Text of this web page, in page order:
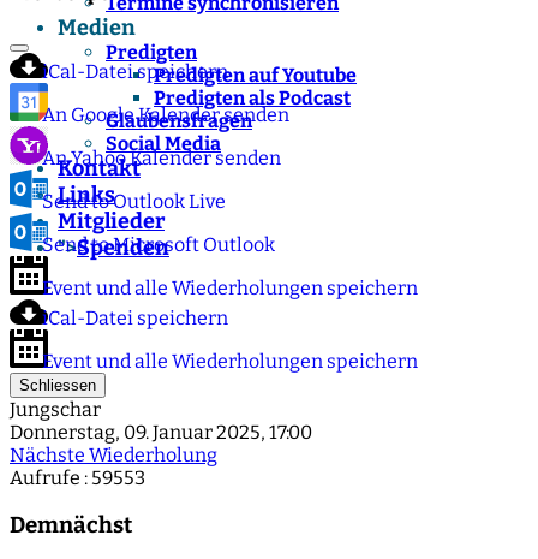
Medien
Predigten
Predigten auf Youtube
Predigten als Podcast
Glaubensfragen
Social Media
Kontakt
Links
Mitglieder
">Spenden
iCal-Datei speichern
An Google Kalender senden
An Yahoo Kalender senden
Send to Outlook Live
Send to Microsoft Outlook
Event und alle Wiederholungen speichern
iCal-Datei speichern
Event und alle Wiederholungen speichern
Schliessen
Jungschar
Donnerstag, 09. Januar 2025, 17:00
Nächste Wiederholung
Aufrufe : 59553
Demnächst